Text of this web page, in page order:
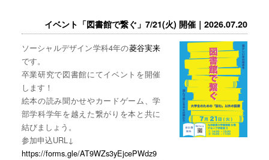
イベント「図書館で繋ぐ」7/21(火) 開催｜2026.07.20
ソーシャルデザイン学科4年の菱谷実来
です。
卒業研究で図書館にてイベントを開催
します！
絵本の読み聞かせやカードゲーム、学
部学科学年を越えた繋がりを本と共に
結びましょう。
参加申込URL↓
https://forms.gle/AT9WZs3yEjcePWdz9